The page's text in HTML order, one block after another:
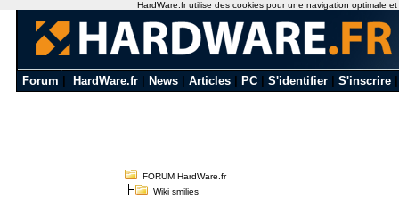
Forum HardWare.fr News Articles PC S'identifier S'inscrire
FORUM HardWare.fr
Wiki smilies
HardWare.fr utilise des cookies pour une navigation optimale